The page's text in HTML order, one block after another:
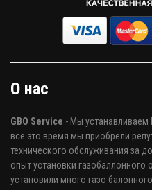
О нас
GBO Service - Мы устанавливаем
все это время мы приобрели
технического обслуживания за
опыт установки
установили много газо